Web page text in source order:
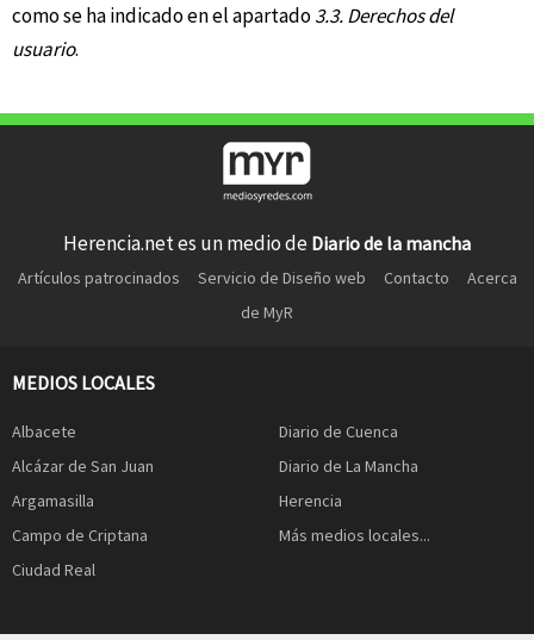
como se ha indicado en el apartado3.3. Derechos del
usuario.
Herencia.net es un medio de Diario de la mancha
Artículos patrocinados Servicio de Diseño web Contacto
Acerca
de MyR
MEDIOS LOCALES
Albacete
Alcázar de San Juan
Argamasilla
Campo de Criptana
Ciudad Real
Diario de Cuenca
Diario de La Mancha
Herencia
Más medios locales...